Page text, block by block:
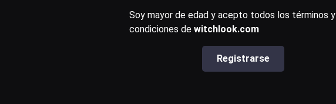
¿Olvidaste la contraseña?
Soy mayor de edad y acepto todos los términos y
condiciones dewitchlook.com
Registrarse